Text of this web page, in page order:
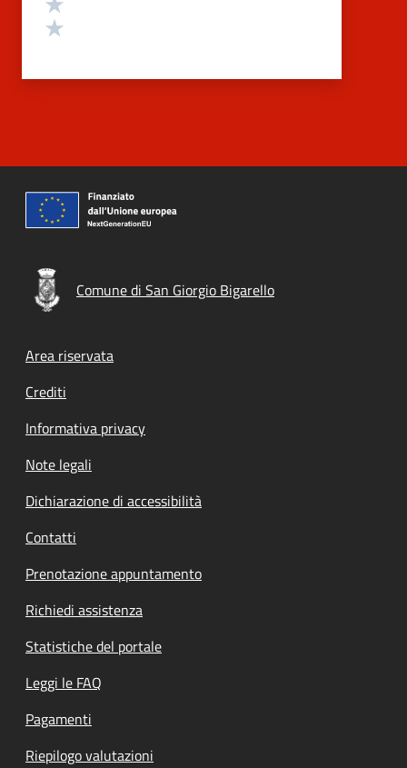
Comune di San Giorgio Bigarello
Footer menu
Area riservata
Crediti
Informativa privacy
Note legali
Dichiarazione di accessibilità
Contatti
Prenotazione appuntamento
Richiedi assistenza
Statistiche del portale
Leggi le FAQ
Pagamenti
Riepilogo valutazioni